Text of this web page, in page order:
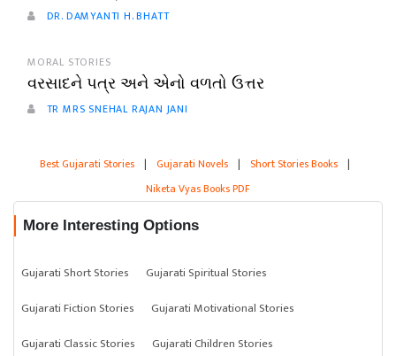
DR. DAMYANTI H. BHATT
MORAL STORIES
વરસાદને પત્ર અને એનો વળતો ઉત્તર
TR MRS SNEHAL RAJAN JANI
Best Gujarati Stories | Gujarati Novels | Short Stories Books |
Niketa Vyas Books PDF
More Interesting Options
Gujarati Short Stories
Gujarati Spiritual Stories
Gujarati Fiction Stories
Gujarati Motivational Stories
Gujarati Classic Stories
Gujarati Children Stories